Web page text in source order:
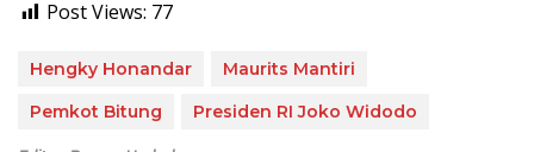
Post Views: 77
Hengky Honandar
Maurits Mantiri
Pemkot Bitung
Presiden RI Joko Widodo